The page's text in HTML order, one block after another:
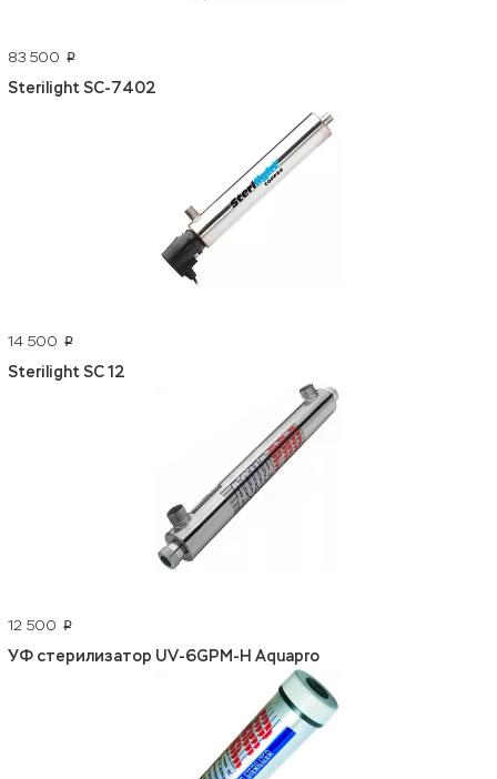
83 500 p
Sterilight SC-7402
14 500 p
Sterilight SC 12
12 500 p
УФ стерилизатор UV-6GPM-H Aquapro